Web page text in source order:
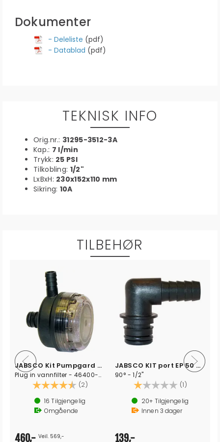
Dokumenter
- Deleliste (pdf)
- Datablad (pdf)
TEKNISK INFO
Orig.nr.: 31295-3512-3A
Kap.: 7 l/min
Trykk: 25 PSI
Tilkobling: 1/2"
LxBxH: 230x152x110 mm
Sikring: 10A
TILBEHØR
JABSCO Kit Pumpgard Plug-In 1/2" QEST
Plug in vannfilter - 46400-0014
Karakter: (2) 4.5 av 5 mulige
16 Tilgjengelig
Omgående
460,- Veil. 569,-
JABSCO KIT port EP 50 HB EL 20381009
90° - 1/2"
Karakter: (1)
20+ Tilgjengelig
Innen 3 dager
139,-